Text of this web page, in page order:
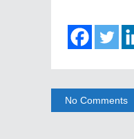
No Comments